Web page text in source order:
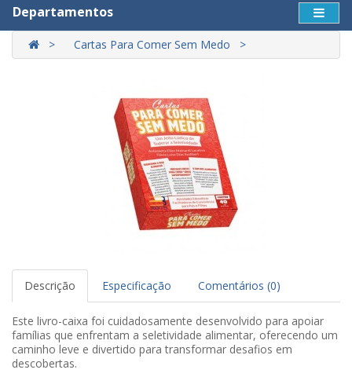
Departamentos
Cartas Para Comer Sem Medo
Descrição Especificação Comentários (0)
Este livro-caixa foi cuidadosamente desenvolvido para apoiar
famílias que enfrentam a seletividade alimentar, oferecendo um
caminho leve e divertido para transformar desafios em
descobertas.